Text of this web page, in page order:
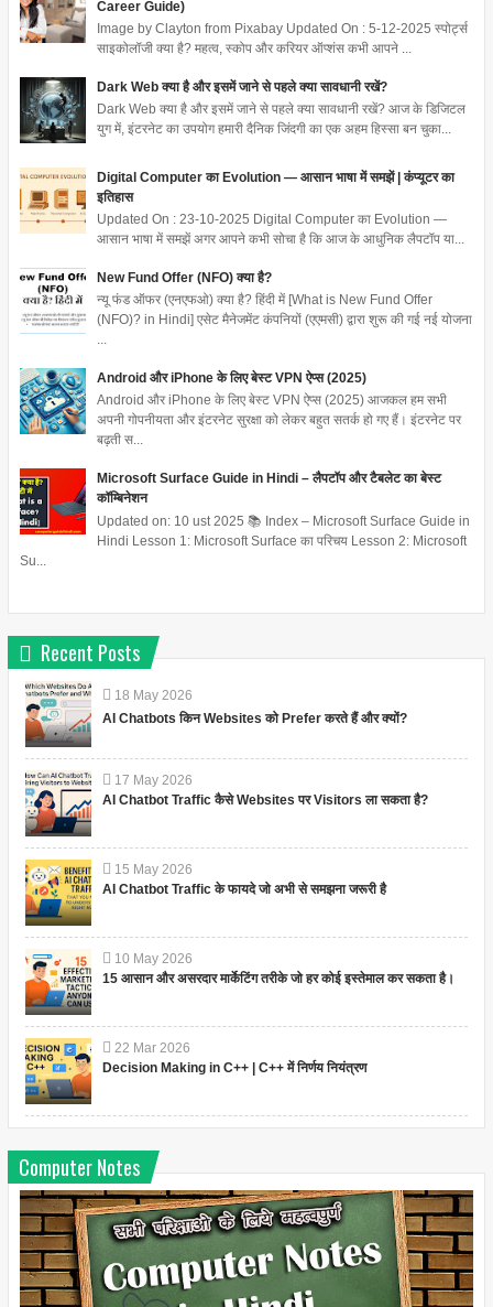
Career Guide)
Image by Clayton from Pixabay Updated On : 5-12-2025 स्पोर्ट्स
साइकोलॉजी क्या है? महत्व, स्कोप और करियर ऑप्शंस कभी आपने ...
Dark Web क्या है और इसमें जाने से पहले क्या सावधानी रखें?
Dark Web क्या है और इसमें जाने से पहले क्या सावधानी रखें? आज के डिजिटल
युग में, इंटरनेट का उपयोग हमारी दैनिक जिंदगी का एक अहम हिस्सा बन चुका...
Digital Computer का Evolution — आसान भाषा में समझें | कंप्यूटर का
इतिहास
Updated On : 23-10-2025 Digital Computer का Evolution —
आसान भाषा में समझें अगर आपने कभी सोचा है कि आज के आधुनिक लैपटॉप या...
New Fund Offer (NFO) क्या है?
न्यू फंड ऑफर (एनएफओ) क्या है? हिंदी में [What is New Fund Offer
(NFO)? in Hindi] एसेट मैनेजमेंट कंपनियों (एएमसी) द्वारा शुरू की गई नई योजना
...
Android और iPhone के लिए बेस्ट VPN ऐप्स (2025)
Android और iPhone के लिए बेस्ट VPN ऐप्स (2025) आजकल हम सभी
अपनी गोपनीयता और इंटरनेट सुरक्षा को लेकर बहुत सतर्क हो गए हैं। इंटरनेट पर
बढ़ती स...
Microsoft Surface Guide in Hindi – लैपटॉप और टैबलेट का बेस्ट
कॉम्बिनेशन
Updated on: 10 ust 2025 📚 Index – Microsoft Surface Guide in
Hindi Lesson 1: Microsoft Surface का परिचय Lesson 2: Microsoft
Su...
Recent Posts
18 May 2026
AI Chatbots किन Websites को Prefer करते हैं और क्यों?
17 May 2026
AI Chatbot Traffic कैसे Websites पर Visitors ला सकता है?
15 May 2026
AI Chatbot Traffic के फायदे जो अभी से समझना जरूरी है
10 May 2026
15 आसान और असरदार मार्केटिंग तरीके जो हर कोई इस्तेमाल कर सकता है।
22 Mar 2026
Decision Making in C++ | C++ में निर्णय नियंत्रण
Computer Notes